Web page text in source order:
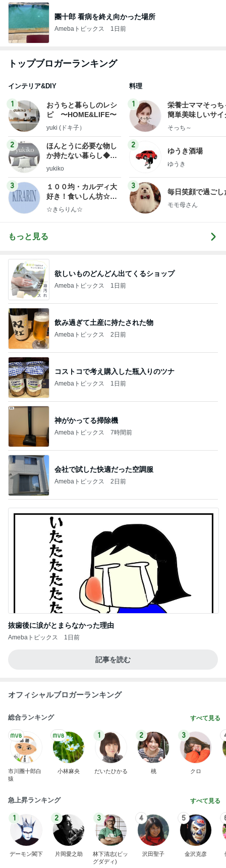
團十郎 看病を終え向かった場所
Amebaトピックス 1日前
トップブロガーランキング
インテリア&DIY
1
おうちと暮らしのレシ
ピ 〜HOME&LIFE〜
yuki (ドキ子）
2
ほんとうに必要な物し
か持たない暮らし◆Ke
ep Life Simple◆〜イ
yukiko
3
１００均・カルディ大
好き！食いしん坊☆き
らりん☆のブログ
☆きらりん☆
料理
1
栄養士ママそっち
簡単美味しいサイ
献立
そっち～
2
ゆうき酒場
ゆうき
3
毎日笑顔で過ごし
モモ母さん
もっと見る
欲しいものどんどん出てくるショップ
Amebaトピックス 1日前
飲み過ぎて土産に持たされた物
Amebaトピックス 2日前
コストコで考え購入した瓶入りのツナ
Amebaトピックス 1日前
神がかってる掃除機
Amebaトピックス 7時間前
会社で試した快適だった空調服
Amebaトピックス 2日前
抜歯後に涙がとまらなかった理由
Amebaトピックス 1日前
記事を読む
オフィシャルブロガーランキング
総合ランキング すべて見る
市川團十郎白
猿
小林麻央
1
だいたひかる
2
桃
3
クロ
急上昇ランキング すべて見る
1
デーモン閣下
2
片岡愛之助
3
林下清志(ビッ
グダディ)
4
沢田聖子
5
金沢克彦